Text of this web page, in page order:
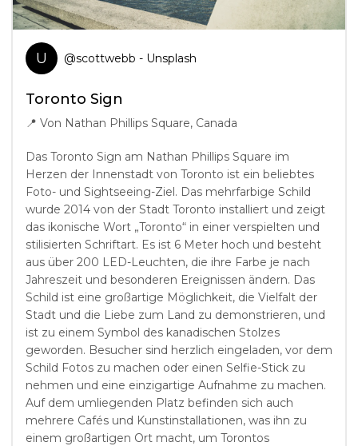
U @scottwebb - Unsplash
Toronto Sign
📍 Von Nathan Phillips Square, Canada
Das Toronto Sign am Nathan Phillips Square im
Herzen der Innenstadt von Toronto ist ein beliebtes
Foto- und Sightseeing-Ziel. Das mehrfarbige Schild
wurde 2014 von der Stadt Toronto installiert und zeigt
das ikonische Wort „Toronto“ in einer verspielten und
stilisierten Schriftart. Es ist 6 Meter hoch und besteht
aus über 200 LED-Leuchten, die ihre Farbe je nach
Jahreszeit und besonderen Ereignissen ändern. Das
Schild ist eine großartige Möglichkeit, die Vielfalt der
Stadt und die Liebe zum Land zu demonstrieren, und
ist zu einem Symbol des kanadischen Stolzes
geworden. Besucher sind herzlich eingeladen, vor dem
Schild Fotos zu machen oder einen Selfie-Stick zu
nehmen und eine einzigartige Aufnahme zu machen.
Auf dem umliegenden Platz befinden sich auch
mehrere Cafés und Kunstinstallationen, was ihn zu
einem großartigen Ort macht, um Torontos